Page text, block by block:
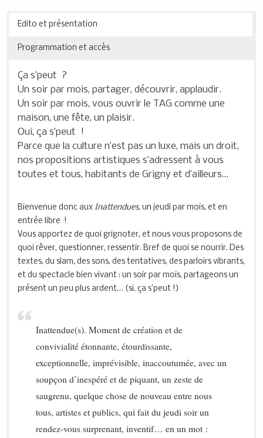
Edito et présentation
Programmation et accès
Ça s’peut ?
Un soir par mois, partager, découvrir, applaudir.
Un soir par mois, vous ouvrir le TAG comme une
maison, une fête, un plaisir.
Oui, ça s’peut !
Parce que la culture n’est pas un luxe, mais un droit,
nos propositions artistiques s’adressent à vous
toutes et tous, habitants de Grigny et d’ailleurs…
Bienvenue donc aux Inattendues, un jeudi par mois, et en
entrée libre !
Vous apportez de quoi grignoter, et nous vous proposons de
quoi rêver, questionner, ressentir. Bref de quoi se nourrir. Des
textes, du slam, des sons, des tentatives, des parloirs vibrants,
et du spectacle bien vivant : un soir par mois, partageons un
présent un peu plus ardent… (si, ça s’peut !)
Inattendue(s). Moment de création et de
convivialité étonnante, étourdissante,
exceptionnelle, imprévisible, inaccoutumée, avec un
soupçon d’inespéré et de piquant, un zeste de
saugrenu, quelque chose de nouveau entre nous
tous, artistes et publics, qui fait du jeudi soir un
rendez-vous surprenant, inventif… en un mot :